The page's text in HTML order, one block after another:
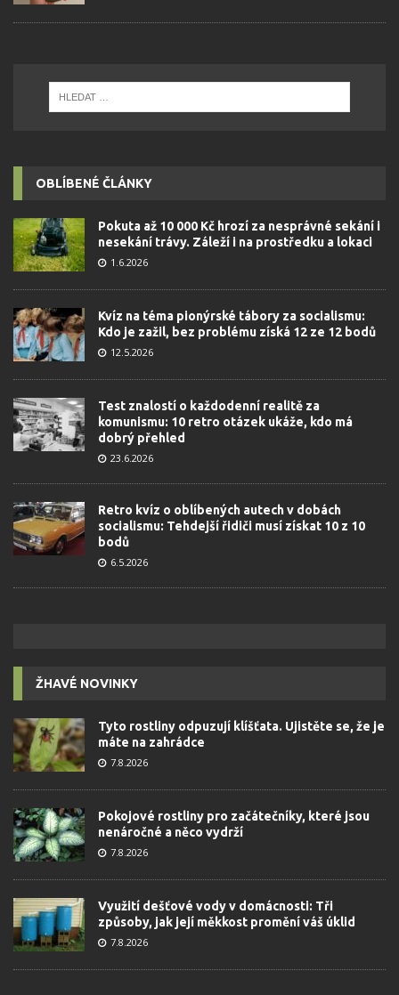
OBLÍBENÉ ČLÁNKY
Pokuta až 10 000 Kč hrozí za nesprávné sekání i
nesekání trávy. Záleží i na prostředku a lokaci
1.6.2026
Kvíz na téma pionýrské tábory za socialismu:
Kdo je zažil, bez problému získá 12 ze 12 bodů
12.5.2026
Test znalostí o každodenní realitě za
komunismu: 10 retro otázek ukáže, kdo má
dobrý přehled
23.6.2026
Retro kvíz o oblíbených autech v dobách
socialismu: Tehdejší řidiči musí získat 10 z 10
bodů
6.5.2026
ŽHAVÉ NOVINKY
Tyto rostliny odpuzují klíšťata. Ujistěte se, že je
máte na zahrádce
7.8.2026
Pokojové rostliny pro začátečníky, které jsou
nenáročné a něco vydrží
7.8.2026
Využití dešťové vody v domácnosti: Tři
způsoby, jak její měkkost promění váš úklid
7.8.2026